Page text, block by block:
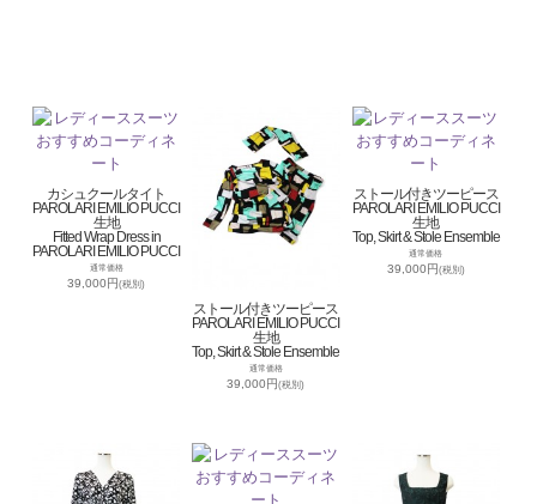
カシュクールタイト
PAROLARI EMILIO PUCCI
生地
Fitted Wrap Dress in
PAROLARI EMILIO PUCCI
通常価格
39,000円(税別)
ストール付きツーピース
PAROLARI EMILIO PUCCI
生地
Top, Skirt & Stole Ensemble
通常価格
39,000円(税別)
ストール付きツーピース
PAROLARI EMILIO PUCCI
生地
Top, Skirt & Stole Ensemble
通常価格
39,000円(税別)